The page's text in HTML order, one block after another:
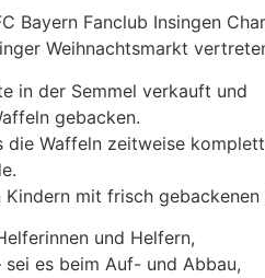
Bayern Fanclub Insingen
Weihnachtsmarkt
in der Semmel verkauft und
gebacken.
Waffeln zeitweise
mit frisch
und Helfern,
es beim Auf- und Abbau,